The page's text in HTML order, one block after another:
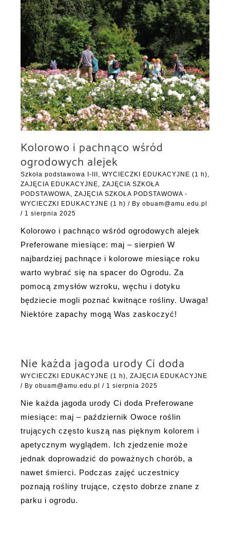
Kolorowo i pachnąco wśród
ogrodowych alejek
Szkoła podstawowa I-III , WYCIECZKI EDUKACYJNE (1 h),
ZAJĘCIA EDUKACYJNE, ZAJĘCIA SZKOŁA
PODSTAWOWA, ZAJĘCIA SZKOŁA PODSTAWOWA -
WYCIECZKI EDUKACYJNE (1 h) / By obuam@amu.edu.pl
/ 1 sierpnia 2025
Kolorowo i pachnąco wśród ogrodowych alejek
Preferowane miesiące: maj – sierpień W
najbardziej pachnące i kolorowe miesiące roku
warto wybrać się na spacer do Ogrodu. Za
pomocą zmysłów wzroku, węchu i dotyku
będziecie mogli poznać kwitnące rośliny. Uwaga!
Niektóre zapachy mogą Was zaskoczyć!
Nie każda jagoda urody Ci doda
WYCIECZKI EDUKACYJNE (1 h), ZAJĘCIA EDUKACYJNE
/ By obuam@amu.edu.pl / 1 sierpnia 2025
Nie każda jagoda urody Ci doda Preferowane
miesiące: maj – październik Owoce roślin
trujących często kuszą nas pięknym kolorem i
apetycznym wyglądem. Ich zjedzenie może
jednak doprowadzić do poważnych chorób, a
nawet śmierci. Podczas zajęć uczestnicy
poznają rośliny trujące, często dobrze znane z
parku i ogrodu.